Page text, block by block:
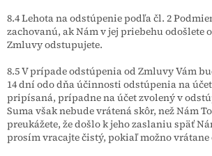
8.4 Lehota na odstúpenie podľa čl. 2
zachovanú, ak Nám v jej priebehu odošlete
Zmluvy odstupujete.
8.5 V prípade odstúpenia od Zmluvy Vám
14 dní odo dňa účinnosti odstúpenia na
pripísaná, prípadne na účet zvolený v
Suma však nebude vrátená skôr, než Nám
preukážete, že došlo k jeho zaslaniu späť
prosím vracajte čistý, pokiaľ možno